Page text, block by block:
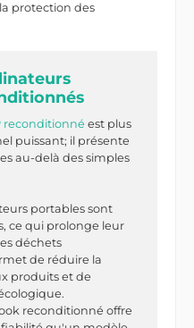
protection des
reconditionné est plus
puissant; il présente
au-delà des simples
portables sont
ce qui prolonge leur
déchets
de réduire la
produits et de
reconditionné offre